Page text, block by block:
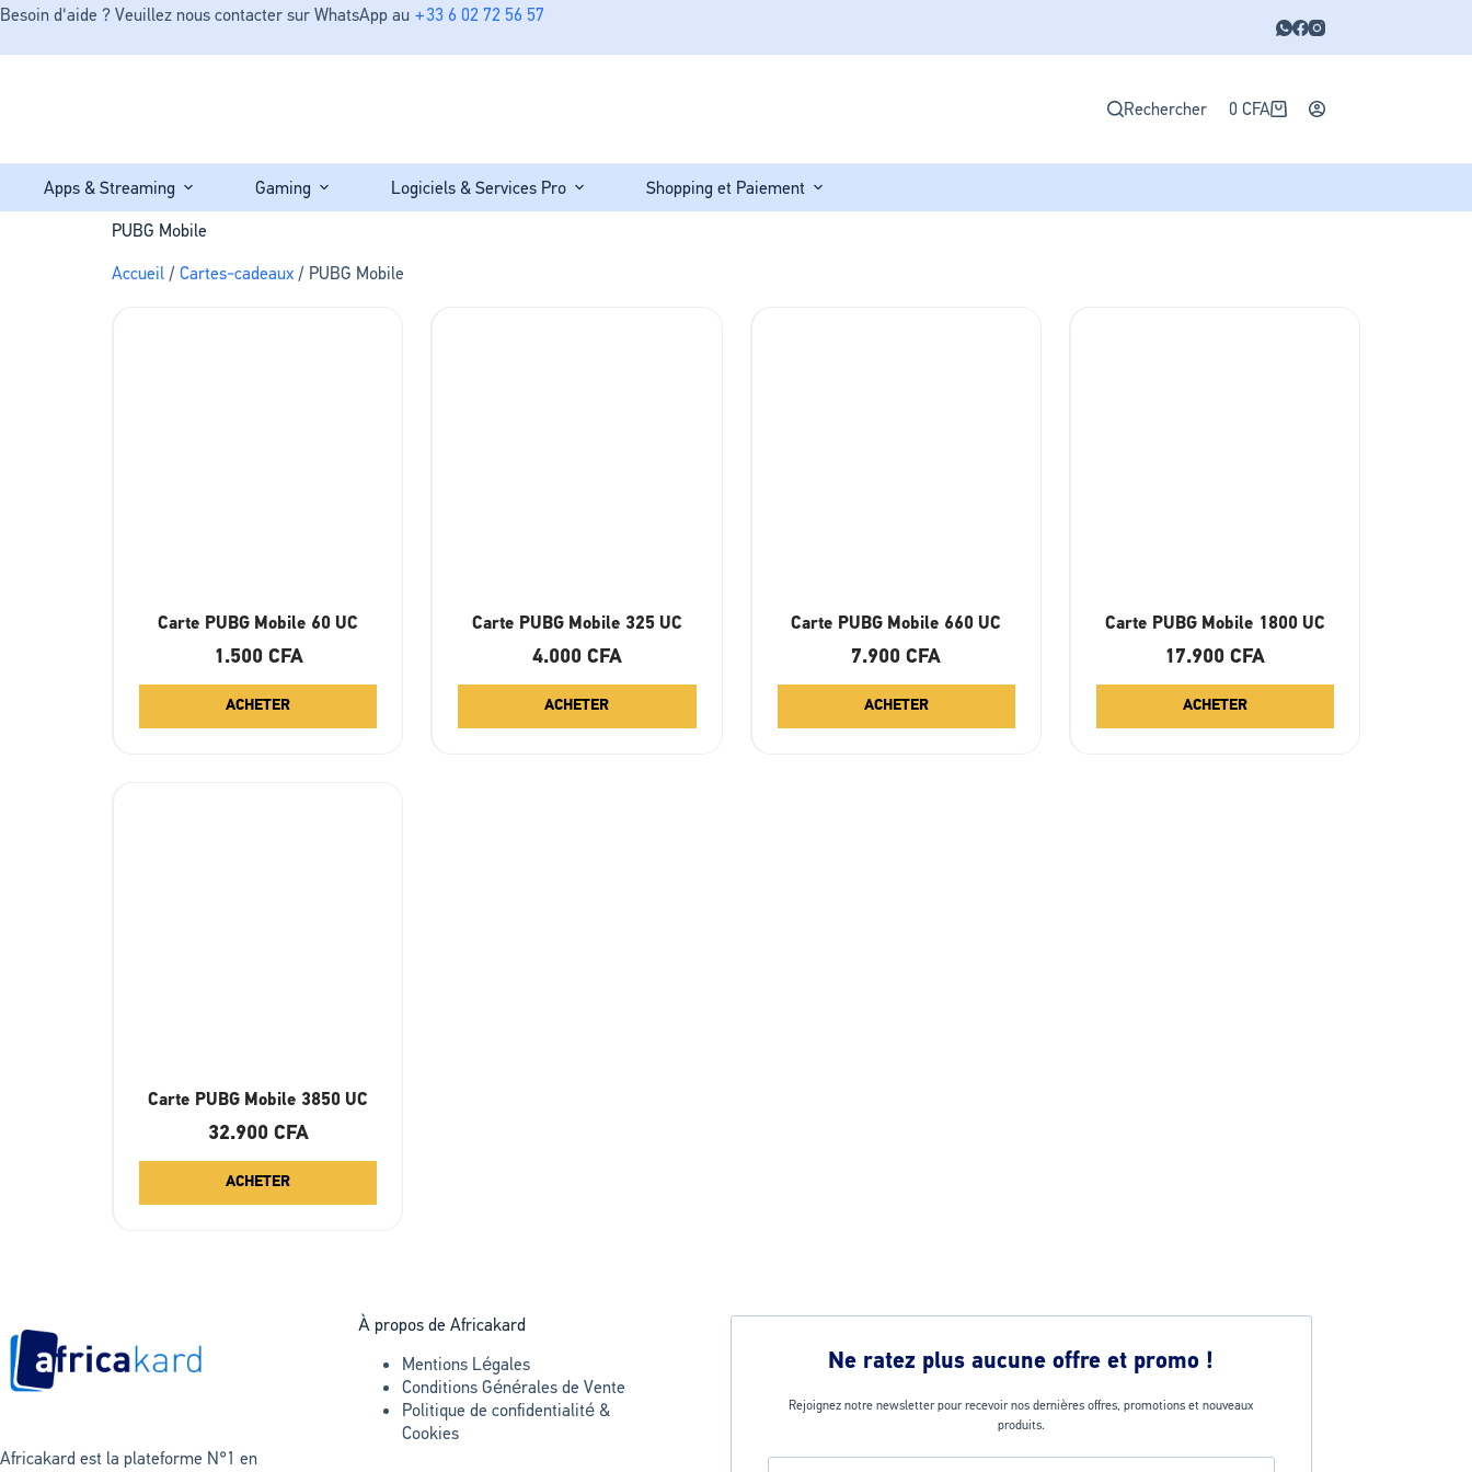
Besoin d'aide ? Veuillez nous contacter sur WhatsApp au +33 6 02 72 56 57
Rechercher 0 CFA
Apps & Streaming Gaming Logiciels & Services Pro
Shopping et Paiement
PUBG Mobile
Accueil /Cartes-cadeaux / PUBG Mobile
Carte PUBG Mobile 60 UC
1.500 CFA
ACHETER
Carte PUBG Mobile 325 UC
4.000 CFA
ACHETER
Carte PUBG Mobile 660 UC
7.900CFA
ACHETER
Carte PUBG Mobile 1800 UC
17.900CFA
ACHETER
Carte PUBG Mobile 3850 UC
32.900 CFA
ACHETER
Africakard est la plateforme N°1 en
À propos de Africakard
Mentions Légales
Conditions Générales de Vente
Politique de confidentialité &
Cookies
Ne ratez plus aucune offre et promo !
Rejoignez notre newsletter pour recevoir nos dernières offres, promotions et nouveaux
produits.